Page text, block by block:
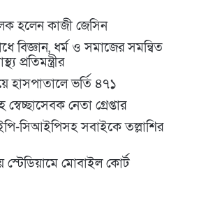
হলেন কাজী জেসিন
বিজ্ঞান, ধর্ম ও সমাজের সমন্বিত
প্রতিমন্ত্রীর
হাসপাতালে ভর্তি ৪৭১
নেতা গ্রেপ্তার
সিআইপিসহ সবাইকে তল্লাশির
মোবাইল কোর্ট